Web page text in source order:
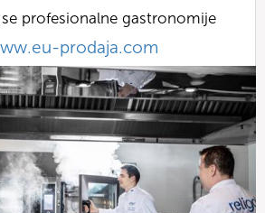
profesionalne gastronomije
prodaja.com